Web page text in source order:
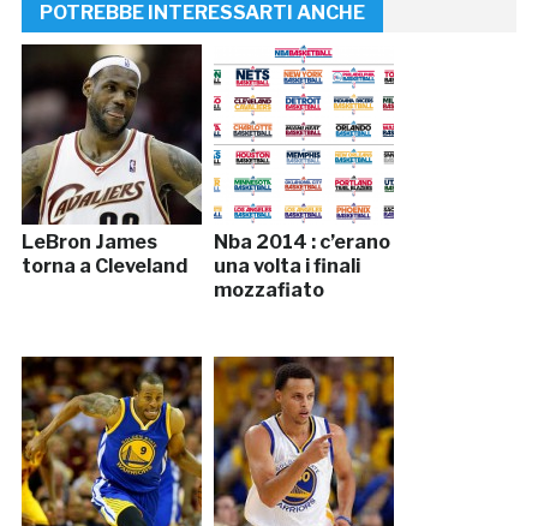
POTREBBE INTERESSARTI ANCHE
LeBron James
torna a Cleveland
Nba 2014 : c’erano
una volta i finali
mozzafiato